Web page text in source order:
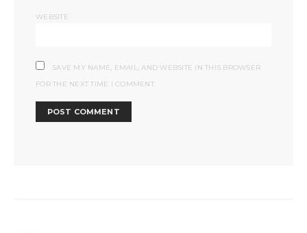
WEBSITE
SAVE MY NAME, EMAIL, AND WEBSITE IN THIS BROWSER
FOR THE NEXT TIME I COMMENT.